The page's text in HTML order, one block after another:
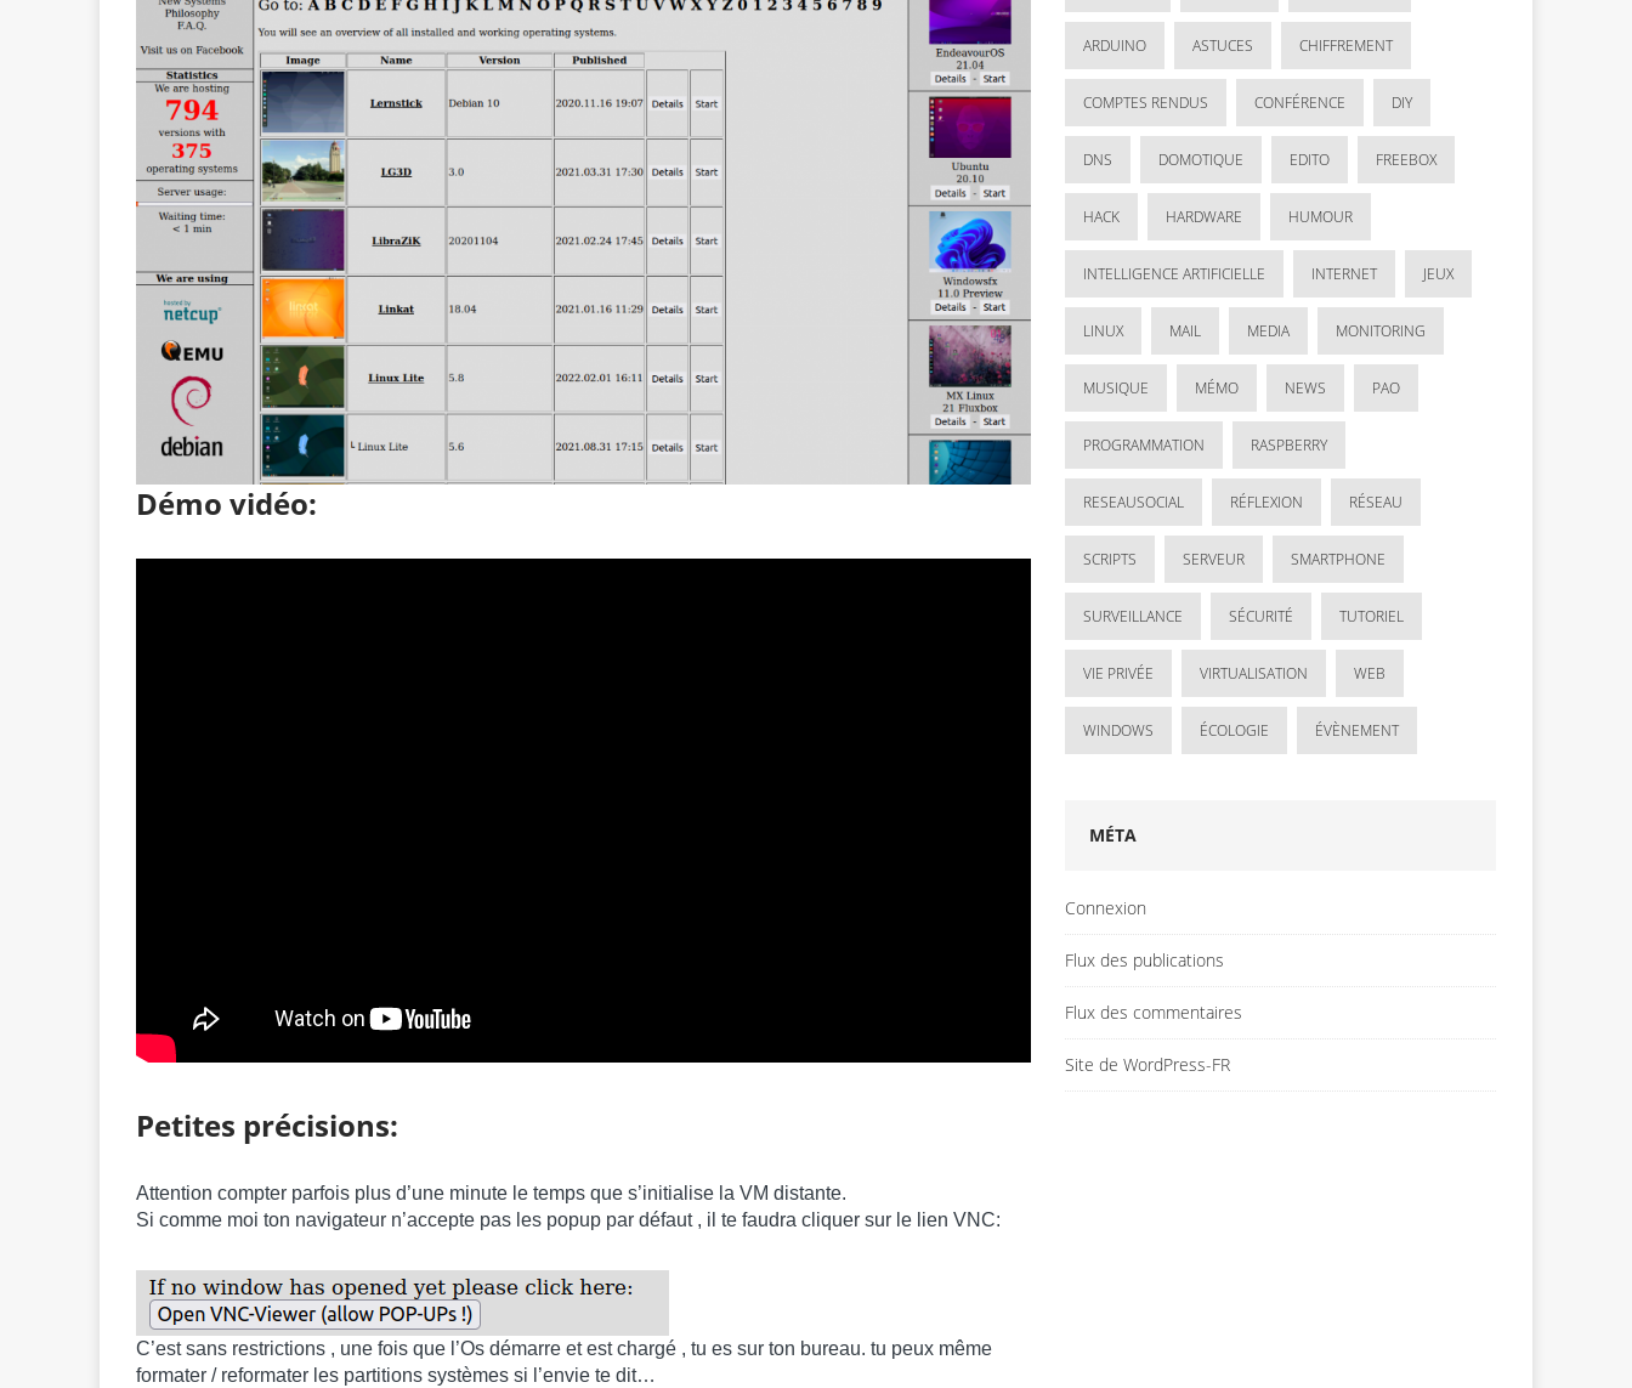
Démo vidéo:
Petites précisions:
Attention compter parfois plus d’une minute le temps que s’initialise la VM distante.
Si comme moi ton navigateur n’accepte pas les popup par défaut , il te faudra cliquer sur le lien VNC:
C’est sans restrictions , une fois que l’Os démarre et est chargé , tu es sur ton bureau. tu peux même
formater / reformater les partitions systèmes si l’envie te dit…
ARDUINO ASTUCES CHIFFREMENT
COMPTES RENDUS CONFÉRENCE DIY
DNS DOMOTIQUE EDITO FREEBOX
HACK HARDWARE HUMOUR
INTELLIGENCE ARTIFICIELLE INTERNET JEUX
LINUX MAIL MEDIA MONITORING
MUSIQUE MÉMO NEWS PAO
PROGRAMMATION RASPBERRY
RESEAUSOCIAL RÉFLEXION RÉSEAU
SCRIPTS SERVEUR SMARTPHONE
SURVEILLANCE SÉCURITÉ TUTORIEL
VIE PRIVÉE VIRTUALISATION WEB
WINDOWS ÉCOLOGIE ÉVÈNEMENT
MÉTA
Connexion
Flux des publications
Flux des commentaires
Site de WordPress-FR